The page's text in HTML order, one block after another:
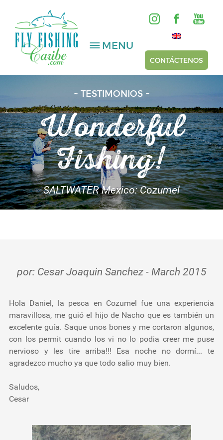
MENU
AGUA SALADA
AGUA DULCE
HOSTED TRIPS
Videos
Galería
CONTÁCTENOS
~ TESTIMONIOS ~
Wonderful
Fishing!
SALTWATER Mexico: Cozumel
por: Cesar Joaquin Sanchez - March 2015
Hola Daniel, la pesca en Cozumel fue una experiencia
maravillosa, me guió el hijo de Nacho que es también un
excelente guía. Saque unos bones y me cortaron algunos,
con los permit cuando los vi no lo podia creer me puse
nervioso y les tire arriba!!! Esa noche no dormí... te
agradezco mucho ya que todo salio muy bien.
Saludos,
Cesar